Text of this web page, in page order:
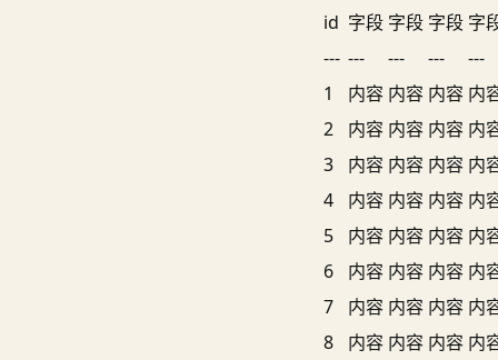
id 字段 字段 字段 字
--- --- --- ---
---
1
内容 内容 内容 内
2
内容 内容 内容 内
3
内容 内容 内容 内
4
内容 内容 内容 内
5
内容 内容 内容 内
6
内容 内容 内容 内
7
内容 内容 内容 内
8
内容 内容 内容 内